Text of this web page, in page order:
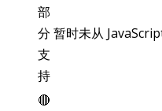
部
分
支
持
暂时未从
🔴